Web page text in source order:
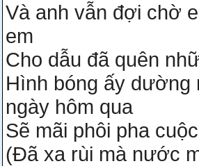
Và anh vẫn đợi chờ
em
Cho dẫu đã quên
Hình bóng ấy dường
ngày hôm qua
Sẽ mãi phôi pha
(Đã xa rùi mà nước